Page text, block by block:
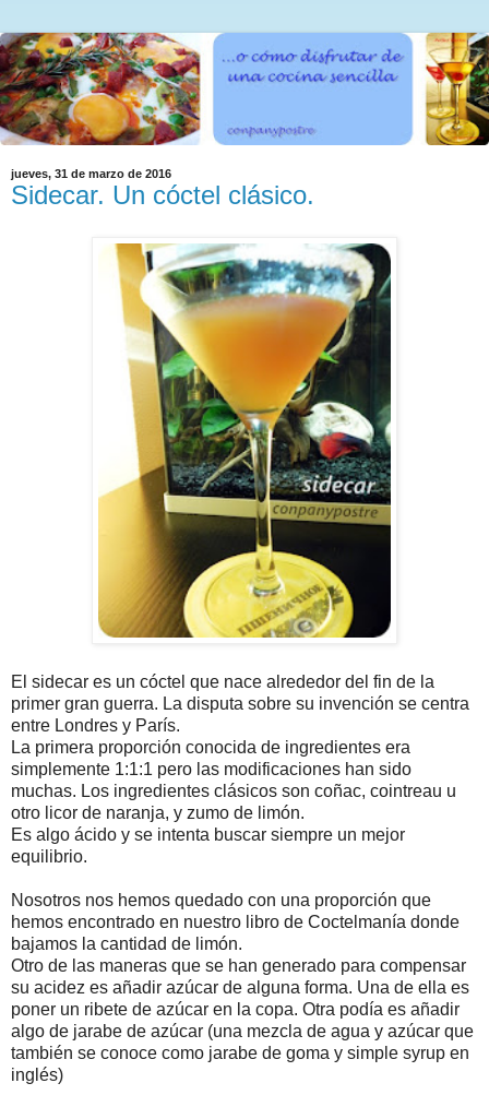
jueves, 31 de marzo de 2016
Sidecar. Un cóctel clásico.
El sidecar es un cóctel que nace alrededor del fin de la
primer gran guerra. La disputa sobre su invención se centra
entre Londres y París.
La primera proporción conocida de ingredientes era
simplemente 1:1:1 pero las modificaciones han sido
muchas. Los ingredientes clásicos son coñac, cointreau u
otro licor de naranja, y zumo de limón.
Es algo ácido y se intenta buscar siempre un mejor
equilibrio.
Nosotros nos hemos quedado con una proporción que
hemos encontrado en nuestro libro de Coctelmanía donde
bajamos la cantidad de limón.
Otro de las maneras que se han generado para compensar
su acidez es añadir azúcar de alguna forma. Una de ella es
poner un ribete de azúcar en la copa. Otra podía es añadir
algo de jarabe de azúcar (una mezcla de agua y azúcar que
también se conoce como jarabe de goma y simple syrup en
inglés)